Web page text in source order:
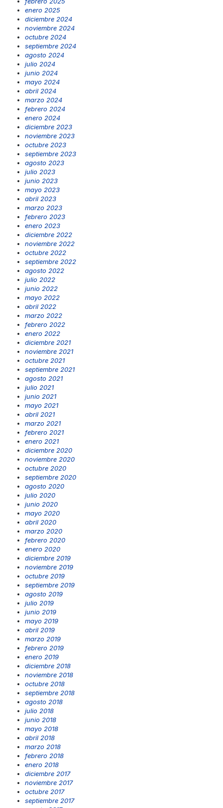
enero 2025
diciembre 2024
noviembre 2024
octubre 2024
septiembre 2024
agosto 2024
julio 2024
junio 2024
mayo 2024
abril 2024
marzo 2024
febrero 2024
enero 2024
diciembre 2023
noviembre 2023
octubre 2023
septiembre 2023
agosto 2023
julio 2023
junio 2023
mayo 2023
abril 2023
marzo 2023
febrero 2023
enero 2023
diciembre 2022
noviembre 2022
octubre 2022
septiembre 2022
agosto 2022
julio 2022
junio 2022
mayo 2022
abril 2022
marzo 2022
febrero 2022
enero 2022
diciembre 2021
noviembre 2021
octubre 2021
septiembre 2021
agosto 2021
julio 2021
junio 2021
mayo 2021
abril 2021
marzo 2021
febrero 2021
enero 2021
diciembre 2020
noviembre 2020
octubre 2020
septiembre 2020
agosto 2020
julio 2020
junio 2020
mayo 2020
abril 2020
marzo 2020
febrero 2020
enero 2020
diciembre 2019
noviembre 2019
octubre 2019
septiembre 2019
agosto 2019
julio 2019
junio 2019
mayo 2019
abril 2019
marzo 2019
febrero 2019
enero 2019
diciembre 2018
noviembre 2018
octubre 2018
septiembre 2018
agosto 2018
julio 2018
junio 2018
mayo 2018
abril 2018
marzo 2018
febrero 2018
enero 2018
diciembre 2017
noviembre 2017
octubre 2017
septiembre 2017